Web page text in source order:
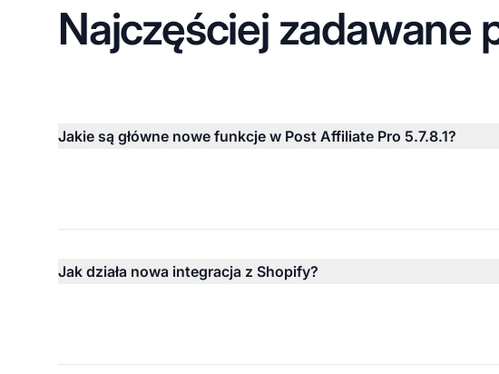
Najczęściej zadawane
Jakie są główne nowe funkcje w Post Affiliate Pro 5.7.8.1?
Jak działa nowa integracja z Shopify?